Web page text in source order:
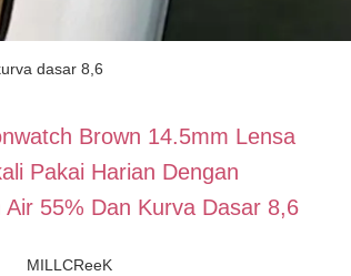
dasar 8,6
Brown 14.5mm Lensa
Pakai Harian Dengan
Air 55% Dan Kurva Dasar 8,6
MILLCReeK